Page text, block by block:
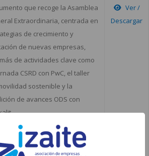
que recoge la Asamblea
Extraordinaria, centrada en
de crecimiento y
de nuevas empresas,
de actividades clave como
CSRD con PwC, el taller
sostenible y la
de avances ODS con
presenta la agenda de
encuentros y eventos de
Ver /
Descargar